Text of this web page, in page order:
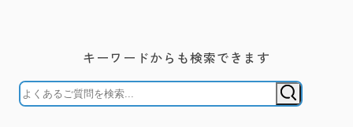
キーワードからも検索できます